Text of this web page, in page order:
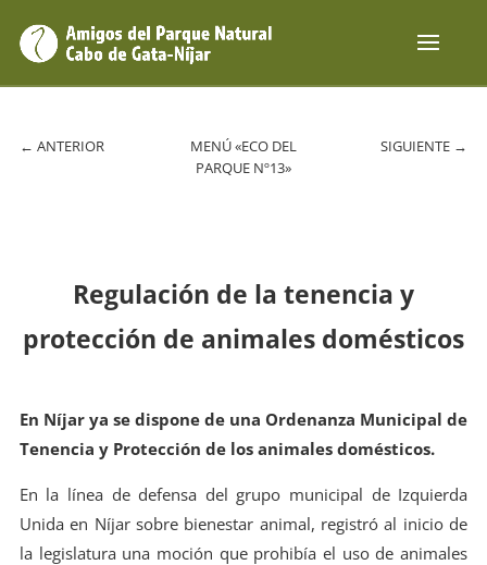
← ANTERIOR
MENÚ «ECO DEL
PARQUE Nº13»
SIGUIENTE →
Regulación de la tenencia y
protección de animales domésticos
En Níjar ya se dispone de una Ordenanza Municipal de
Tenencia y Protección de los animales domésticos.
En la línea de defensa del grupo municipal de Izquierda
Unida en Níjar sobre bienestar animal, registró al inicio de
la legislatura una moción que prohibía el uso de animales